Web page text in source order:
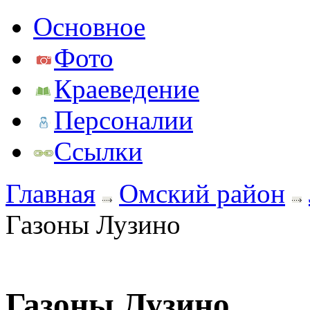
Основное
Фото
Краеведение
Персоналии
Ссылки
Главная
Омский район
Газоны Лузино